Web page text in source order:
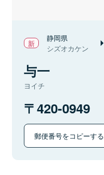
静岡県
シズオカケン
与一
ヨイチ
420-0949
郵便番号をコピーする